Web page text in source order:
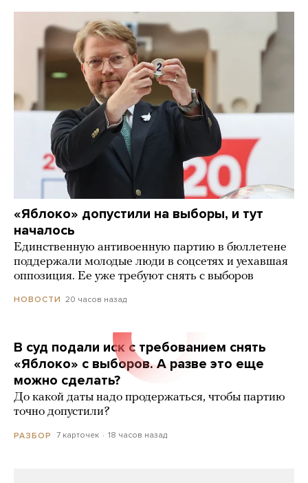
«Яблоко» допустили на выборы, и тут
началось
Единственную антивоенную партию в бюллетене
поддержали молодые люди в соцсетях и уехавшая
оппозиция. Ее уже требуют снять с выборов
НОВОСТИ 20 часов назад
В суд подали иск с требованием снять
«Яблоко» с выборов. А разве это еще
можно сделать?
До какой даты надо продержаться, чтобы партию
точно допустили?
РАЗБОР 7 карточек 18 часов назад